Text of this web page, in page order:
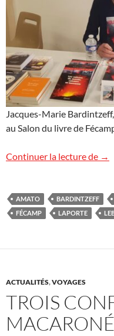
Jacques-Marie
au Salon du livre de
Continuer la lecture de →
AMATO BARDINTZEFF
FÉCAMP
LAPORTE
ACTUALITÉS,VOYAGES
TROIS